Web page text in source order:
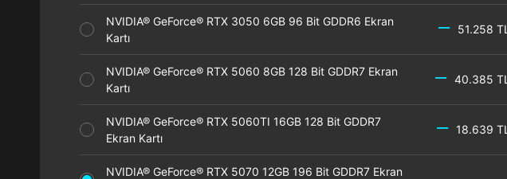
NVIDIA® GeForce® RTX 3050 6GB 96 Bit GDDR6 Ekran
Kartı
51.258 TL
NVIDIA® GeForce® RTX 5060 8GB 128 Bit GDDR7 Ekran
Kartı
40.385 TL
NVIDIA® GeForce® RTX 5060TI 16GB 128 Bit GDDR7
Ekran Kartı
18.639 TL
NVIDIA® GeForce® RTX 5070 12GB 196 Bit GDDR7 Ekran